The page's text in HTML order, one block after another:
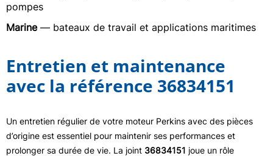
pompes
Marine— bateaux de travail et applications maritimes
Entretien et maintenance
avec la référence 36834151
Un entretien régulier de votre moteur Perkins avec des pièces
d’origine est essentiel pour maintenir ses performances et
prolonger sa durée de vie. La joint 36834151 joue un rôle